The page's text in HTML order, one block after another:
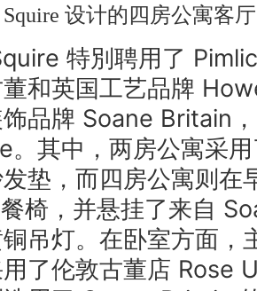
Squire 设计的四房公寓客
特別聘用了
和英国工艺品牌
品牌 Soane Britain
。其中，两房公寓采
垫，而四房公寓则在
椅，并悬挂了来自
吊灯。在卧室方面，
了伦敦古董店 Rose